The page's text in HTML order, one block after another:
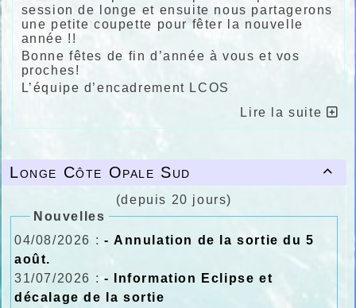

Longe Côte Opale Sud
(depuis 20 jours)
Nouvelles
04/08/2026 : - Annulation de la sortie du 5
août.
31/07/2026 : - Information Eclipse et
décalage de la sortie
session de longe et ensuite nous partagerons
une petite coupette pour fêter la nouvelle
année !!
Bonne fêtes de fin d’année à vous et vos
proches!
L’équipe d’encadrement LCOS
Lire la suite